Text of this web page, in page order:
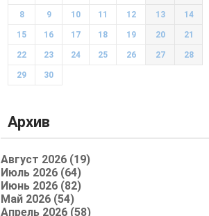
8 9 10 11 12 13 14
15 16 17 18 19 20 21
22 23 24 25 26 27 28
29 30
Архив
Август 2026 (19)
Июль 2026 (64)
Июнь 2026 (82)
Май 2026 (54)
Апрель 2026 (58)